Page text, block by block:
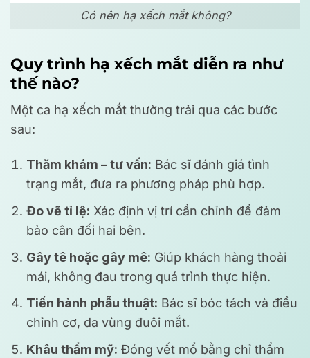
Có nên hạ xếch mắt không?
Quy trình hạ xếch mắt diễn ra như
thế nào?
Một ca hạ xếch mắt thường trải qua các bước
sau:
Thăm khám – tư vấn: Bác sĩ đánh giá tình
trạng mắt, đưa ra phương pháp phù hợp.
Đo vẽ tỉ lệ: Xác định vị trí cần chỉnh để đảm
bảo cân đối hai bên.
Gây tê hoặc gây mê: Giúp khách hàng thoải
mái, không đau trong quá trình thực hiện.
Tiến hành phẫu thuật: Bác sĩ bóc tách và điều
chỉnh cơ, da vùng đuôi mắt.
Khâu thẩm mỹ: Đóng vết mổ bằng chỉ thẩm